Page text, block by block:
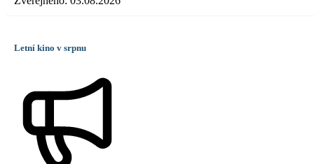
Letní kino v srpnu